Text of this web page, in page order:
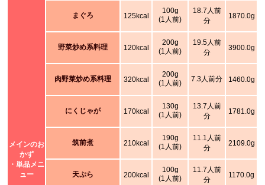
メインのお
かず
・単品メニ
ュー
まぐろ 125kcal
100g
(1人前)
18.7人前
分
1870.0g
野菜炒め系料理 120kcal
200g
(1人前)
19.5人前
分
3900.0g
肉野菜炒め系料理 320kcal
200g
(1人前)
7.3人前分 1460.0g
にくじゃが 170kcal
130g
(1人前)
13.7人前
分
1781.0g
筑前煮 210kcal
190g
(1人前)
11.1人前
分
2109.0g
天ぷら 200kcal
100g
(1人前)
11.7人前
分
1170.0g